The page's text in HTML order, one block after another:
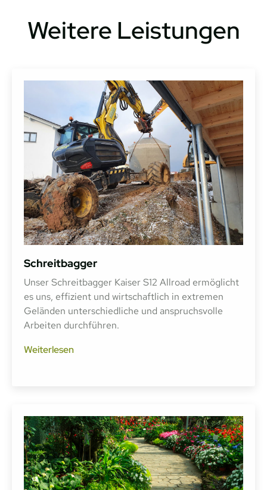
Weitere Leistungen
Schreitbagger
Unser Schreitbagger Kaiser S12 Allroad ermöglicht
es uns, effizient und wirtschaftlich in extremen
Geländen unterschiedliche und anspruchsvolle
Arbeiten durchführen.
Weiterlesen